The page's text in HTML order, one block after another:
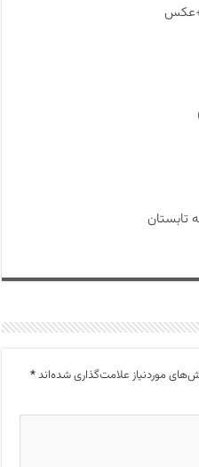
+عکس
تابستان
موردنیاز علامت‌گذاری شده‌اند*